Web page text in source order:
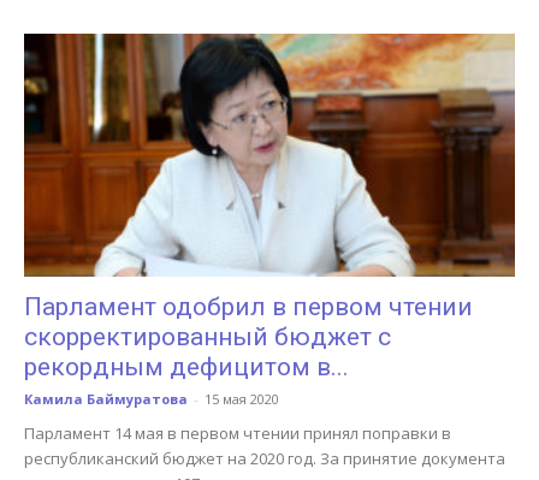
Парламент одобрил в первом чтении
скорректированный бюджет с
рекордным дефицитом в...
Камила Баймуратова - 15 мая 2020
Парламент 14 мая в первом чтении принял поправки в
республиканский бюджет на 2020 год. За принятие документа